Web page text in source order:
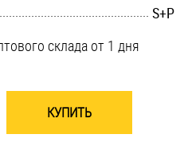
S+P
склада от 1 дня
КУПИТЬ